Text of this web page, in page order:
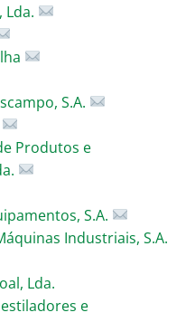
Lda.
S.A.
Produtos e
S.A.
Industriais, S.A.
Lda.
e